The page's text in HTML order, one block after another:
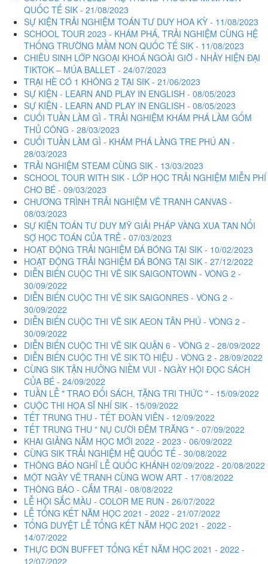
QUỐC TẾ SIK - 21/08/2023
SỰ KIỆN TRẢI NGHIỆM TOÁN TƯ DUY HOA KỲ - 11/08/2023
SCHOOL TOUR 2023 - KHÁM PHÁ, TRẢI NGHIỆM CÙNG HỆ
THỐNG TRƯỜNG MẦM NON QUỐC TẾ SIK - 11/08/2023
CHIÊU SINH LỚP NGOẠI KHOÁ NGOÀI GIỜ - NHẢY HIỆN ĐẠI
TIKTOK – MÚA BALLET - 24/07/2023
TRẠI HÈ CÓ 1 KHÔNG 2 TẠI SIK - 21/06/2023
SỰ KIỆN - LEARN AND PLAY IN ENGLISH - 08/05/2023
SỰ KIỆN - LEARN AND PLAY IN ENGLISH - 08/05/2023
CUỐI TUẦN LÀM GÌ - TRẢI NGHIỆM KHÁM PHÁ LÀM GỐM
THỦ CÔNG - 28/03/2023
CUỐI TUẦN LÀM GÌ - KHÁM PHÁ LÀNG TRE PHÚ AN -
28/03/2023
TRẢI NGHIỆM STEAM CÙNG SIK - 13/03/2023
SCHOOL TOUR WITH SIK - LỚP HỌC TRẢI NGHIỆM MIỄN PHÍ
CHO BÉ - 09/03/2023
CHƯƠNG TRÌNH TRẢI NGHIỆM VẼ TRANH CANVAS -
08/03/2023
SỰ KIỆN TOÁN TƯ DUY MỸ GIẢI PHÁP VÀNG XUA TAN NỔI
SỢ HỌC TOÁN CỦA TRẺ - 07/03/2023
HOẠT ĐỘNG TRẢI NGHIỆM ĐÁ BÓNG TẠI SIK - 10/02/2023
HOẠT ĐỘNG TRẢI NGHIỆM ĐÁ BÓNG TẠI SIK - 27/12/2022
DIỄN BIẾN CUỘC THI VẼ SIK SAIGONTOWN - VÒNG 2 -
30/09/2022
DIỄN BIẾN CUỘC THI VẼ SIK SAIGONRES - VÒNG 2 -
30/09/2022
DIỄN BIẾN CUỘC THI VẼ SIK AEON TÂN PHÚ - VÒNG 2 -
30/09/2022
DIỄN BIẾN CUỘC THI VẼ SIK QUẬN 6 - VÒNG 2 - 28/09/2022
DIỄN BIẾN CUỘC THI VẼ SIK TÔ HIỆU - VÒNG 2 - 28/09/2022
CÙNG SIK TẬN HƯỞNG NIỀM VUI - NGÀY HỘI ĐỌC SÁCH
CỦA BÉ - 24/09/2022
TUẦN LỄ " TRAO ĐỔI SÁCH, TẶNG TRI THỨC " - 15/09/2022
CUỘC THI HỌA SĨ NHÍ SIK - 15/09/2022
TẾT TRUNG THU - TẾT ĐOÀN VIÊN - 12/09/2022
TẾT TRUNG THU " NỤ CƯỜI ĐÊM TRĂNG " - 07/09/2022
KHAI GIẢNG NĂM HỌC MỚI 2022 - 2023 - 06/09/2022
CÙNG SIK TRẢI NGHIỆM HỆ QUỐC TẾ - 30/08/2022
THÔNG BÁO NGHĨ LỄ QUỐC KHÁNH 02/09/2022 - 20/08/2022
MỘT NGÀY VẼ TRANH CÙNG WOW ART - 17/08/2022
THÔNG BÁO - CẮM TRẠI - 08/08/2022
LỄ HỘI SẮC MÀU - COLOR ME RUN - 26/07/2022
LỄ TỔNG KẾT NĂM HỌC 2021 - 2022 - 21/07/2022
TỔNG DUYỆT LỄ TỔNG KẾT NĂM HỌC 2021 - 2022 -
14/07/2022
THỰC ĐƠN BUFFET TỔNG KẾT NĂM HỌC 2021 - 2022 -
12/07/2022